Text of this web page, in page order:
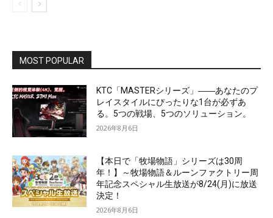
MOST POPULAR
KTC「MASTERシリーズ」――あなたのプ
レイスタイルにぴったりな1台が必ずあ
る。5つの戦場、5つのソリューション。
2026年8月6日
【本日で「牧場物語」シリーズは30周
年！】～牧場物語＆ルーンファクトリー周
年記念スペシャル生放送が8/24(月)に放送
決定！
2026年8月6日